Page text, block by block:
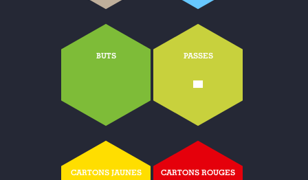
BUTS PASSES
-
CARTONS JAUNES CARTONS ROUGES